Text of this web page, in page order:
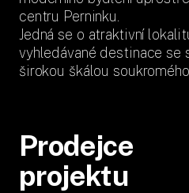
centru Perninku.
Jedná se o atraktivní
vyhledávané destinace se
širokou škálou
Prodejce
projektu